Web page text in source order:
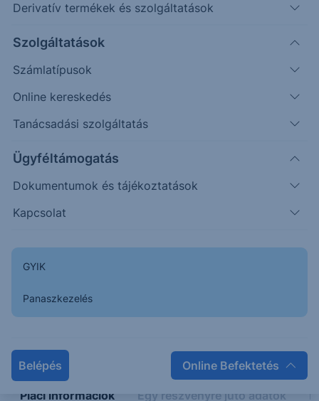
Derivatív termékek és szolgáltatások
Szolgáltatások
Számlatípusok
Online kereskedés
Tanácsadási szolgáltatás
Ügyféltámogatás
Dokumentumok és tájékoztatások
Kapcsolat
GYIK
Panaszkezelés
Belépés Online Befektetés
Napon belüli Historikus
Piaci információk Egy részvényre jutó adatok